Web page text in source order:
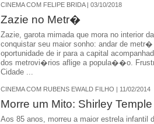
CINEMA COM FELIPE BRIDA | 03/10/2018
Zazie no Metr�
Zazie, garota mimada que mora no interior
conquistar seu maior sonho: andar de
oportunidade de ir para a capital
dos metrovi�rios aflige a popula��o.
Cidade ...
CINEMA COM RUBENS EWALD FILHO | 11/02/2014
Morre um Mito: Shirley Temple
Aos 85 anos, morreu a maior estrela infantil